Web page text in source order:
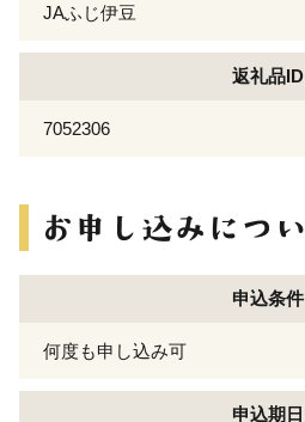
JAふじ伊豆
返礼品ID
7052306
申込条件
何度も申し込み可
申込期日